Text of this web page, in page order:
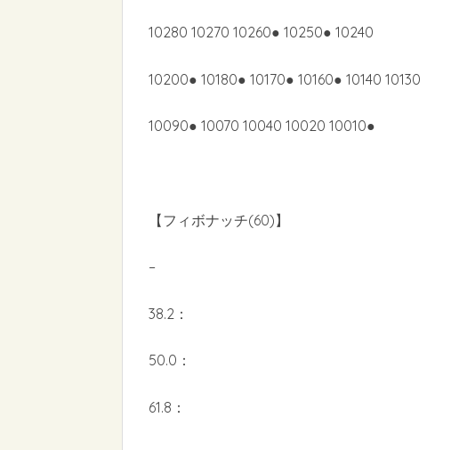
10280 10270 10260● 10250● 10240
10200● 10180● 10170● 10160● 10140 10130
10090● 10070 10040 10020 10010●
【フィボナッチ(60)】
–
38.2：
50.0：
61.8：